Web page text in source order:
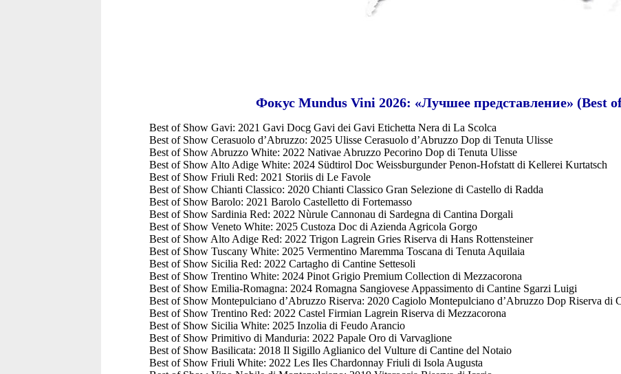
Фокус Mundus Vini 2026: «Лучшее представление» (Best
Best of Show Gavi: 2021 Gavi Docg Gavi dei Gavi Etichetta Nera di La Scolca
Best of Show Cerasuolo d’Abruzzo: 2025 Ulisse Cerasuolo d’Abruzzo Dop di Tenuta Ulisse
Best of Show Abruzzo White: 2022 Nativae Abruzzo Pecorino Dop di Tenuta Ulisse
Best of Show Alto Adige White: 2024 Südtirol Doc Weissburgunder Penon-Hofstatt di Kellerei Kurtatsch
Best of Show Friuli Red: 2021 Storiis di Le Favole
Best of Show Chianti Classico: 2020 Chianti Classico Gran Selezione di Castello di Radda
Best of Show Barolo: 2021 Barolo Castelletto di Fortemasso
Best of Show Sardinia Red: 2022 Nùrule Cannonau di Sardegna di Cantina Dorgali
Best of Show Veneto White: 2025 Custoza Doc di Azienda Agricola Gorgo
Best of Show Alto Adige Red: 2022 Trigon Lagrein Gries Riserva di Hans Rottensteiner
Best of Show Tuscany White: 2025 Vermentino Maremma Toscana di Tenuta Aquilaia
Best of Show Sicilia Red: 2022 Cartagho di Cantine Settesoli
Best of Show Trentino White: 2024 Pinot Grigio Premium Collection di Mezzacorona
Best of Show Emilia-Romagna: 2024 Romagna Sangiovese Appassimento di Cantine Sgarzi Luigi
Best of Show Montepulciano d’Abruzzo Riserva: 2020 Cagiolo Montepulciano d’Abruzzo Dop Riserva di
Best of Show Trentino Red: 2022 Castel Firmian Lagrein Riserva di Mezzacorona
Best of Show Sicilia White: 2025 Inzolia di Feudo Arancio
Best of Show Primitivo di Manduria: 2022 Papale Oro di Varvaglione
Best of Show Basilicata: 2018 Il Sigillo Aglianico del Vulture di Cantine del Notaio
Best of Show Friuli White: 2022 Les Iles Chardonnay Friuli di Isola Augusta